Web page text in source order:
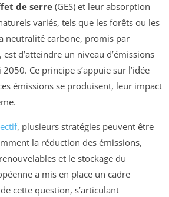
de serre (GES) et leur absorption
variés, tels que les forêts ou les
neutralité carbone, promis par
, est d’atteindre un niveau d’émissions
2050. Ce principe s’appuie sur l’idée
émissions se produisent, leur impact
, plusieurs stratégies peuvent être
la réduction des émissions,
et le stockage du
a mis en place un cadre
cette question, s’articulant